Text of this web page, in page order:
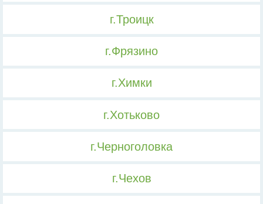
г.Троицк
г.Фрязино
г.Химки
г.Хотьково
г.Черноголовка
г.Чехов